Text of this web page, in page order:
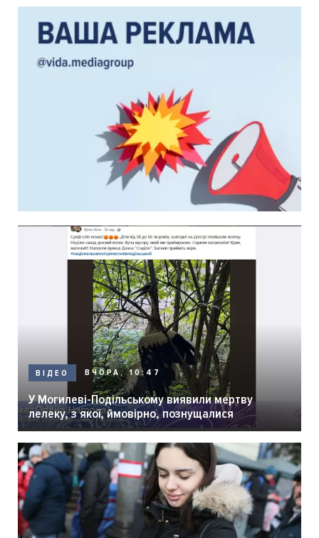
ВІДЕО ВЧОРА, 10:47
У Могилеві-Подільському виявили мертву
лелеку, з якої, ймовірно, познущалися